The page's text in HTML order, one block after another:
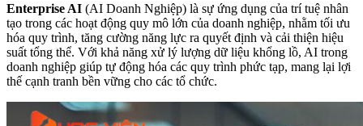
Enterprise AI (AI Doanh Nghiệp) là sự ứng dụng của trí tuệ nhân
tạo trong các hoạt động quy mô lớn của doanh nghiệp, nhằm tối ưu
hóa quy trình, tăng cường năng lực ra quyết định và cải thiện hiệu
suất tổng thể. Với khả năng xử lý lượng dữ liệu khổng lồ, AI trong
doanh nghiệp giúp tự động hóa các quy trình phức tạp, mang lại lợi
thế cạnh tranh bền vững cho các tổ chức.